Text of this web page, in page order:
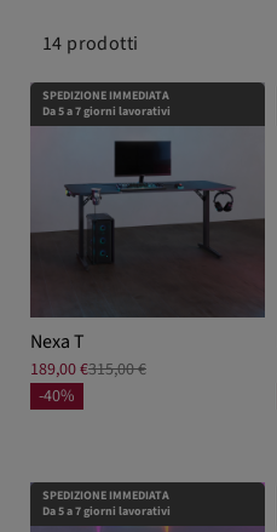
14 prodotti
SPEDIZIONE IMMEDIATA
Da 5 a 7 giorni lavorativi
Nexa T
189,00 €315,00 €
-40%
SPEDIZIONE IMMEDIATA
Da 5 a 7 giorni lavorativi